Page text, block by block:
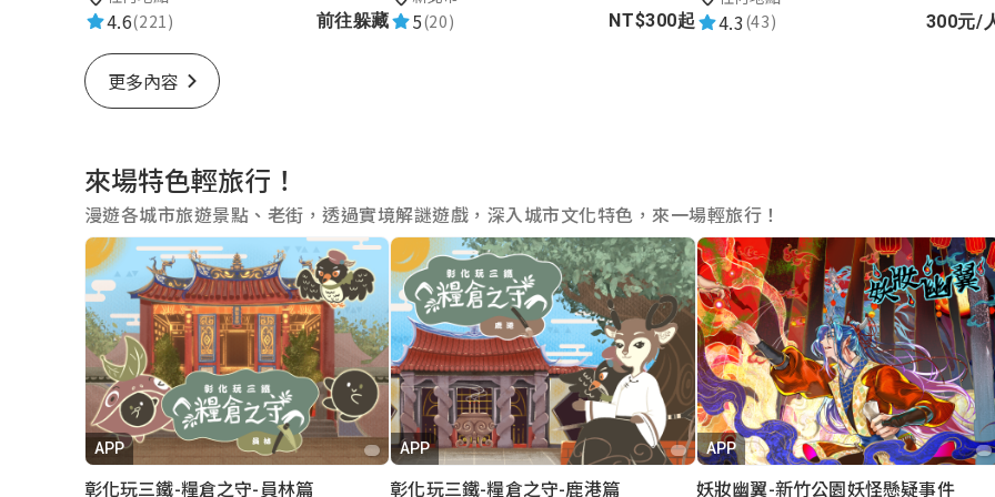
4.6(221) 前往躲藏 5(20) NT$300起 4.3(43) 300元/
更多內容
來場特色輕旅行！
漫遊各城市旅遊景點、老街，透過實境解謎遊戲，深入城市文化特色，來一場輕旅行！
APP
彰化玩三鐵-糧倉之守-員林篇
APP
彰化玩三鐵-糧倉之守-鹿港篇
APP
妖妝幽翼-新竹公園妖怪懸疑事件